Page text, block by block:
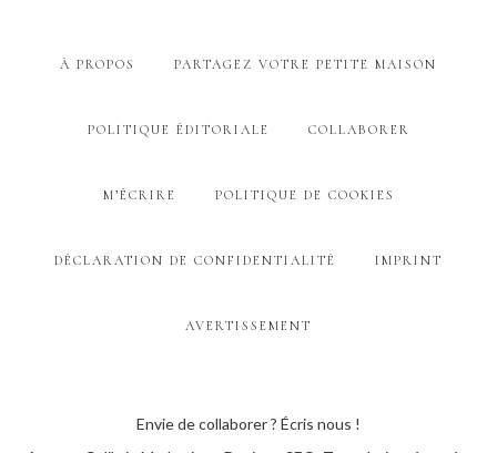
À PROPOS PARTAGEZ VOTRE PETITE MAISON
POLITIQUE ÉDITORIALE COLLABORER
M’ÉCRIRE POLITIQUE DE COOKIES
DÉCLARATION DE CONFIDENTIALITÉ IMPRINT
AVERTISSEMENT
Envie de collaborer ? Écris nous !